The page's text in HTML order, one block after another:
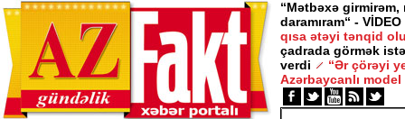
“Mətbəxə girmirəm,
daramıram“ - VİDEO
qısa ətəyi tənqid
çadrada görmək
verdi
“Ər çörəyi
Azərbaycanlı model